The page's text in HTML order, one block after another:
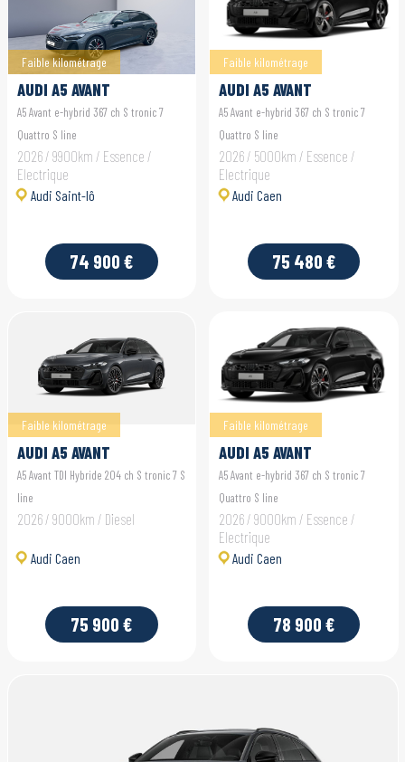
Faible kilométrage
AUDI A5 AVANT
A5 Avant e-hybrid 367 ch S tronic 7
Quattro S line
2026 / 9900km / Essence /
Electrique
Audi Saint-lô
74 900 €
Faible kilométrage
AUDI A5 AVANT
A5 Avant e-hybrid 367 ch S tronic 7
Quattro S line
2026 / 5000km / Essence /
Electrique
Audi Caen
75 480 €
Faible kilométrage
AUDI A5 AVANT
A5 Avant TDI Hybride 204 ch S tronic 7 S
line
2026 / 9000km / Diesel
Audi Caen
75 900 €
Faible kilométrage
AUDI A5 AVANT
A5 Avant e-hybrid 367 ch S tronic 7
Quattro S line
2026 / 9000km / Essence /
Electrique
Audi Caen
78 900 €